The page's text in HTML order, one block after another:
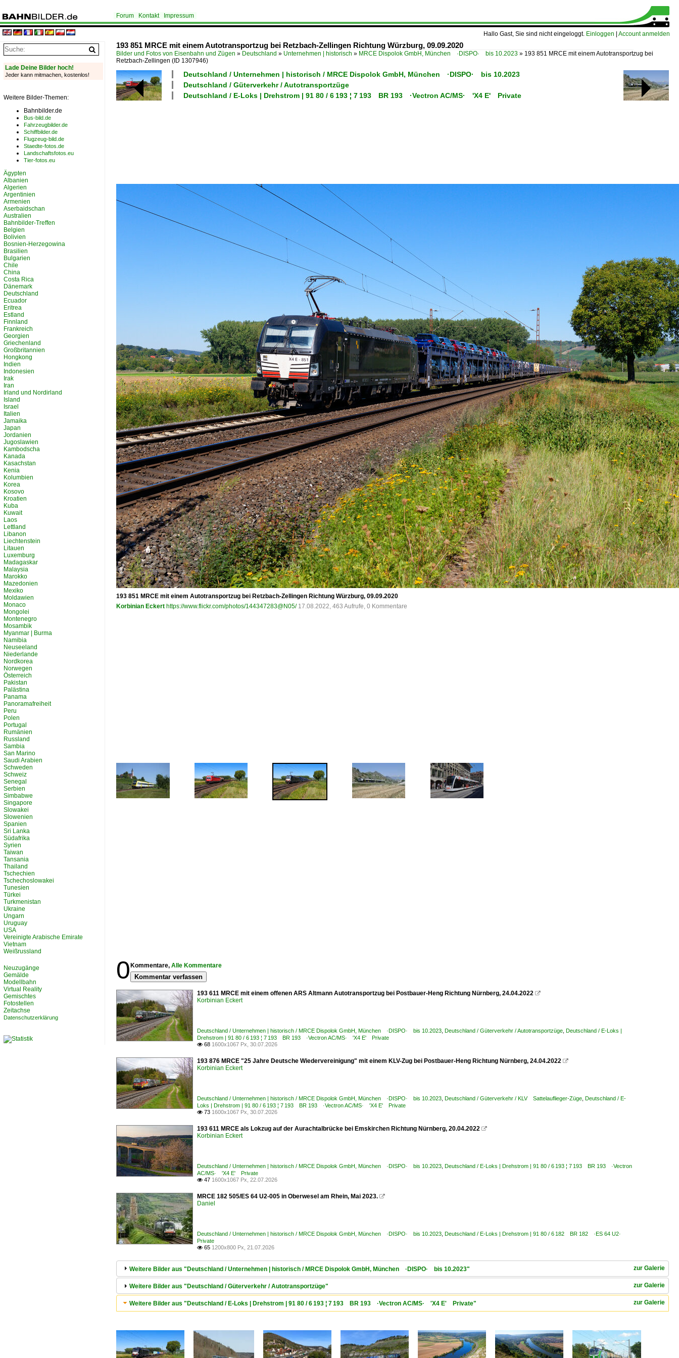
Hallo Gast, Sie sind nicht eingeloggt. Einloggen Account anmelden
Forum Kontakt Impressum
193 851 MRCE mit einem Autotransportzug bei Retzbach-Zellingen Richtung Würzburg, 09.09.2020
Bilder und Fotos von Eisenbahn und Zügen » Deutschland » Unternehmen | historisch » MRCE Dispolok GmbH, München ·DISPO· bis 10.2023 » 193 851 MRCE mit einem Autotransportzug bei
Retzbach-Zellingen (ID 1307946)
Deutschland / Unternehmen | historisch / MRCE Dispolok GmbH, München ·DISPO· bis 10.2023
Deutschland / Güterverkehr / Autotransportzüge
Deutschland / E-Loks | Drehstrom | 91 80 / 6 193 ¦ 7 193 BR 193 ·Vectron AC/MS· 'X4 E' Private
193 851 MRCE mit einem Autotransportzug bei Retzbach-Zellingen Richtung Würzburg, 09.09.2020
Korbinian Eckert https://www.flickr.com/photos/144347283@N05/ 17.08.2022, 463 Aufrufe, 0 Kommentare
0 Kommentare, Alle Kommentare
Kommentar verfassen
193 611 MRCE mit einem offenen ARS Altmann Autotransportzug bei Postbauer-Heng Richtung Nürnberg, 24.04.2022 
Korbinian Eckert
Deutschland / Unternehmen | historisch / MRCE Dispolok GmbH, München ·DISPO· bis 10.2023 Deutschland / Güterverkehr / Autotransportzüge Deutschland / E-Loks |
Drehstrom | 91 80 / 6 193 ¦ 7 193 BR 193 ·Vectron AC/MS· 'X4 E' Private
 68 1600x1067 Px, 30.07.2026
193 876 MRCE "25 Jahre Deutsche Wiedervereinigung" mit einem KLV-Zug bei Postbauer-Heng Richtung Nürnberg, 24.04.2022 
Korbinian Eckert
Deutschland / Unternehmen | historisch / MRCE Dispolok GmbH, München ·DISPO· bis 10.2023 Deutschland / Güterverkehr / KLV Sattelauflieger-Züge Deutschland / E-
Loks | Drehstrom | 91 80 / 6 193 ¦ 7 193 BR 193 ·Vectron AC/MS· 'X4 E' Private
 73 1600x1067 Px, 30.07.2026
193 611 MRCE als Lokzug auf der Aurachtalbrücke bei Emskirchen Richtung Nürnberg, 20.04.2022 
Korbinian Eckert
Deutschland / Unternehmen | historisch / MRCE Dispolok GmbH, München ·DISPO· bis 10.2023 Deutschland / E-Loks | Drehstrom | 91 80 / 6 193 ¦ 7 193 BR 193 ·Vectron
AC/MS· 'X4 E' Private
 47 1600x1067 Px, 22.07.2026
MRCE 182 505/ES 64 U2-005 in Oberwesel am Rhein, Mai 2023. 
Daniel
Deutschland / Unternehmen | historisch / MRCE Dispolok GmbH, München ·DISPO· bis 10.2023 Deutschland / E-Loks | Drehstrom | 91 80 / 6 182 BR 182 ·ES 64 U2·
Private
 65 1200x800 Px, 21.07.2026
zur Galerie
Weitere Bilder aus "Deutschland / Unternehmen | historisch / MRCE Dispolok GmbH, München ·DISPO· bis 10.2023"
zur Galerie
Weitere Bilder aus "Deutschland / Güterverkehr / Autotransportzüge"
zur Galerie
Weitere Bilder aus "Deutschland / E-Loks | Drehstrom | 91 80 / 6 193 ¦ 7 193 BR 193 ·Vectron AC/MS· 'X4 E' Private"
Lade Deine Bilder hoch!
Jeder kann mitmachen, kostenlos!
Weitere Bilder-Themen:
Bahnbilder.de
Bus-bild.de
Fahrzeugbilder.de
Schiffbilder.de
Flugzeug-bild.de
Staedte-fotos.de
Landschaftsfotos.eu
Tier-fotos.eu
Ägypten
Albanien
Algerien
Argentinien
Armenien
Aserbaidschan
Australien
Bahnbilder-Treffen
Belgien
Bolivien
Bosnien-Herzegowina
Brasilien
Bulgarien
Chile
China
Costa Rica
Dänemark
Deutschland
Ecuador
Eritrea
Estland
Finnland
Frankreich
Georgien
Griechenland
Großbritannien
Hongkong
Indien
Indonesien
Irak
Iran
Irland und Nordirland
Island
Israel
Italien
Jamaika
Japan
Jordanien
Jugoslawien
Kambodscha
Kanada
Kasachstan
Kenia
Kolumbien
Korea
Kosovo
Kroatien
Kuba
Kuwait
Laos
Lettland
Libanon
Liechtenstein
Litauen
Luxemburg
Madagaskar
Malaysia
Marokko
Mazedonien
Mexiko
Moldawien
Monaco
Mongolei
Montenegro
Mosambik
Myanmar | Burma
Namibia
Neuseeland
Niederlande
Nordkorea
Norwegen
Österreich
Pakistan
Palästina
Panama
Panoramafreiheit
Peru
Polen
Portugal
Rumänien
Russland
Sambia
San Marino
Saudi Arabien
Schweden
Schweiz
Senegal
Serbien
Simbabwe
Singapore
Slowakei
Slowenien
Spanien
Sri Lanka
Südafrika
Syrien
Taiwan
Tansania
Thailand
Tschechien
Tschechoslowakei
Tunesien
Türkei
Turkmenistan
Ukraine
Ungarn
Uruguay
USA
Vereinigte Arabische Emirate
Vietnam
Weißrussland
Neuzugänge
Gemälde
Modellbahn
Virtual Reality
Gemischtes
Fotostellen
Zeitachse
Datenschutzerklärung